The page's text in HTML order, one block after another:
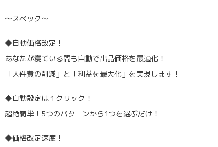
〜スペック〜
◆自動価格改定！
あなたが寝ている間も自動で出品価格を最適化！
「人件費の削減」と「利益を最大化」を実現します！
◆自動設定は１クリック！
超絶簡単！5つのパターンから1つを選ぶだけ！
◆価格改定速度！